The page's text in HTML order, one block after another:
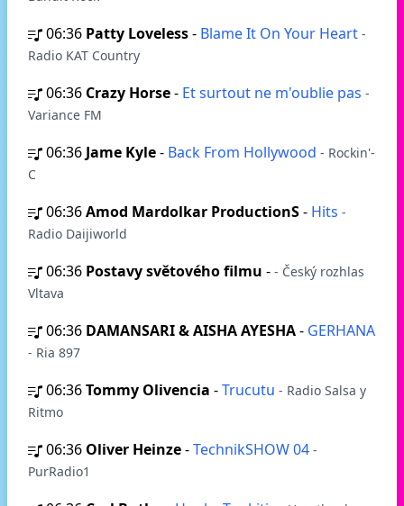
06:36 Patty Loveless- Blame It On Your Heart -
Radio KAT Country
06:36 Crazy Horse- Et surtout ne m'oublie pas -
Variance FM
06:36 Jame Kyle- Back From Hollywood - Rockin'-
C
06:36Amod Mardolkar ProductionS- Hits -
Radio Daijiworld
06:36 Postavy světového filmu - - Český rozhlas
Vltava
06:36 DAMANSARI & AISHA AYESHA- GERHANA
- Ria 897
06:36Tommy Olivencia -Trucutu - Radio Salsa y
Ritmo
06:36 Oliver Heinze-TechnikSHOW 04 -
PurRadio1